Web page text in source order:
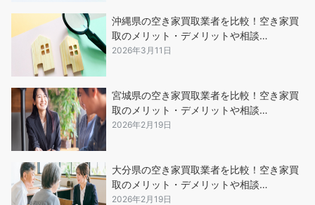
沖縄県の空き家買取業者を比較！空き家買
取のメリット・デメリットや相談…
2026年3月11日
宮城県の空き家買取業者を比較！空き家買
取のメリット・デメリットや相談…
2026年2月19日
大分県の空き家買取業者を比較！空き家買
取のメリット・デメリットや相談…
2026年2月19日